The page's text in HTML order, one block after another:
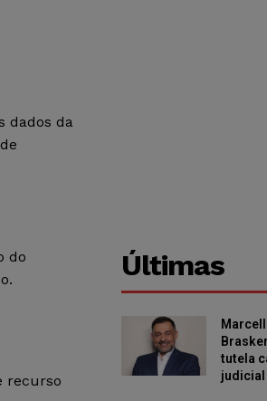
dados da
do
recurso
Últimas
tutela
judicial